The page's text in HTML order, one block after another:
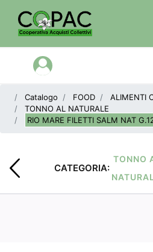
Open menu
Catalogo FOOD
ALIMENTI
TONNO AL NATURALE
RIO MARE FILETTI SALM NAT
CATEGORIA:
TONNO